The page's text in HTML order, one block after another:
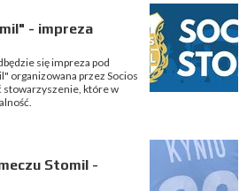
- impreza
się impreza pod
organizowana przez Socios
stowarzyszenie, które w
Stomil -